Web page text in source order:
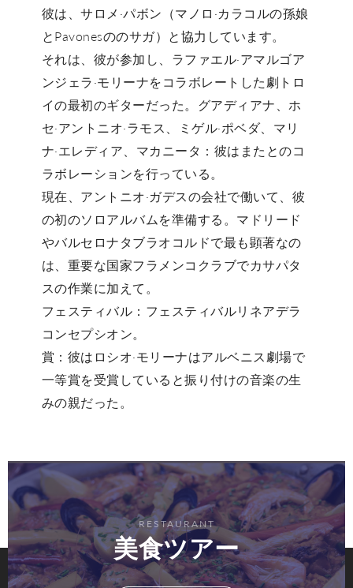
彼は、サロメ·パボン（マノロ·カラコルの孫娘
とPavonesののサガ）と協力しています。
それは、彼が参加し、ラファエル·アマルゴア
ンジェラ·モリーナをコラボレートした劇トロ
イの最初のギターだった。グアディアナ、ホ
セ·アントニオ·ラモス、ミゲル·ポベダ、マリ
ナ·エレディア、マカニータ：彼はまたとのコ
ラボレーションを行っている。
現在、アントニオ·ガデスの会社で働いて、彼
の初のソロアルバムを準備する。マドリード
やバルセロナタブラオコルドで最も顕著なの
は、重要な国家フラメンコクラブでカサパタ
スの作業に加えて。
フェスティバル：フェスティバルリネアデラ
コンセプシオン。
賞：彼はロシオ·モリーナはアルベニス劇場で
一等賞を受賞していると振り付けの音楽の生
みの親だった。
RESTAURANT
美食ツアー